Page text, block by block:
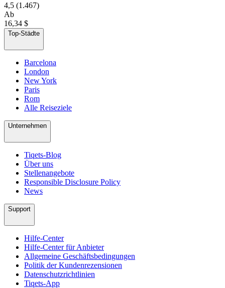
4,5 (1.467)
Ab
16,34 $
Top-Städte
Barcelona
London
New York
Paris
Rom
Alle Reiseziele
Unternehmen
Tiqets-Blog
Über uns
Stellenangebote
Responsible Disclosure Policy
News
Support
Hilfe-Center
Hilfe-Center für Anbieter
Allgemeine Geschäftsbedingungen
Politik der Kundenrezensionen
Datenschutzrichtlinien
Tiqets-App